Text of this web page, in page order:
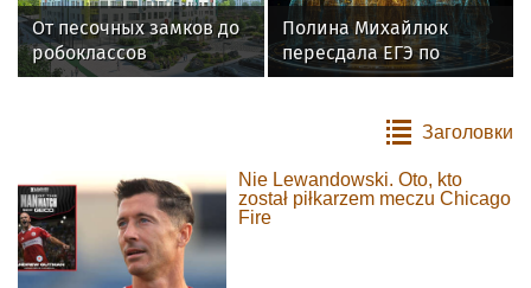
От песочных замков до
робоклассов
Полина Михайлюк
пересдала ЕГЭ по
математике на
Заголовки
Nie Lewandowski. Oto, kto
został piłkarzem meczu Chicago
Fire